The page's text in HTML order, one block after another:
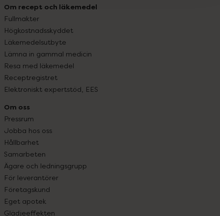
Om recept och läkemedel
Fullmakter
Högkostnadsskyddet
Läkemedelsutbyte
Lämna in gammal medicin
Resa med läkemedel
Receptregistret
Elektroniskt expertstöd, EES
Om oss
Pressrum
Jobba hos oss
Hållbarhet
Samarbeten
Ägare och ledningsgrupp
För leverantörer
Företagskund
Eget apotek
Glädjeeffekten